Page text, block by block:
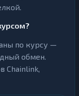
по курсу —
обмен.
Chainlink,